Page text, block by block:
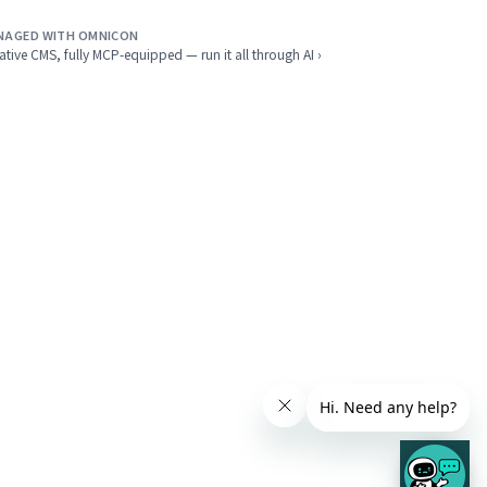
WITH OMNICON
CMS, fully MCP-equipped — run it all through AI ›